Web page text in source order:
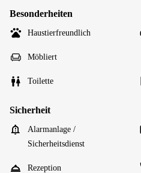
Besonderheiten
Haustierfreundlich
Möbliert
Toilette
Sicherheit
Alarmanlage /
Sicherheitsdienst
Rezeption